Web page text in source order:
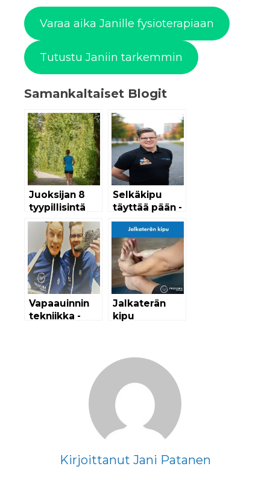
Varaa aika Janille fysioterapiaan
Tutustu Janiin tarkemmin
Samankaltaiset Blogit
Juoksijan 8
tyypillisintä
virhettä
rasitusvamman
kanssa
Selkäkipu
täyttää pään -
Selkäkipu
tarina
Vapaauinnin
tekniikka -
Jalkaterän
kipu
Kirjoittanut Jani Patanen